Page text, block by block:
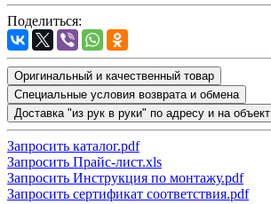
Поделиться:
Оригинальный и качественный товар
Специальные условия возврата и обмена
Доставка "из рук в руки" по адресу и на объект
Запросить каталог.pdf
Запросить Прайс-лист.xls
Запросить Инструкция по монтажу.pdf
Запросить сертификат соответствия.pdf